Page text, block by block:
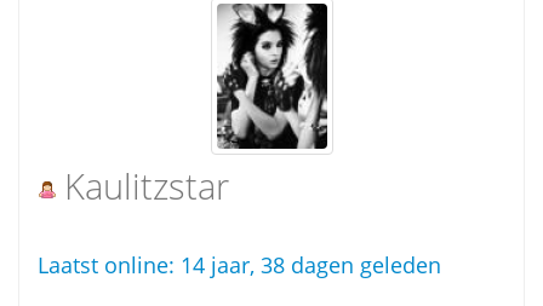
Kaulitzstar
Laatst online: 14 jaar, 38 dagen geleden